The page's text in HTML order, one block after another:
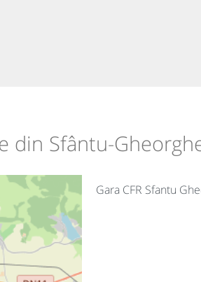
din Sfântu-
Gara CFR Sfantu